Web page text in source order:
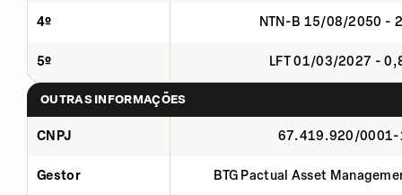
4º NTN-B 15/08/2050 -
5º LFT 01/03/2027 -
OUTRAS INFORMAÇÕES
CNPJ 67.419.920/0001-
Gestor BTG Pactual Asset